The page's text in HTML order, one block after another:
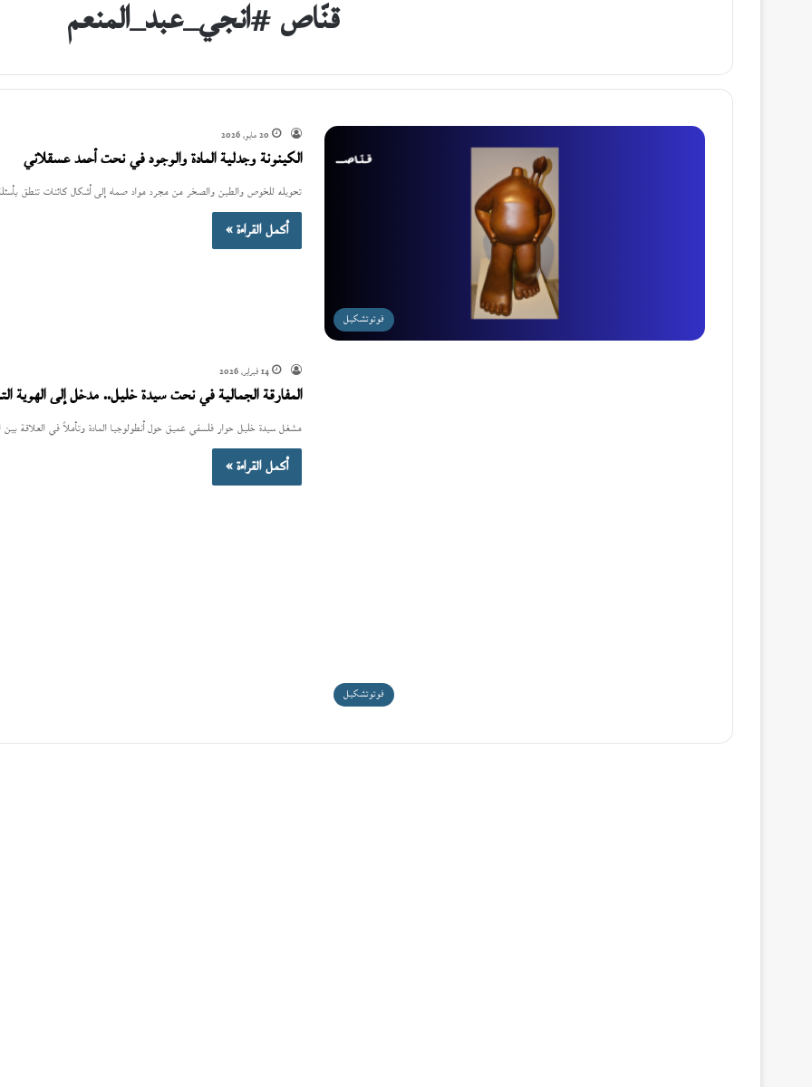
قنّاص #انجي_عبد_المنعم
فوتوتشكيل
20 مايو، 2026
الكينونة وجدلية المادة والوجود في نحت
تحويله للخوص والطين والصخر من مجرد مواد صماء إلى أشكال كائنات تنطق
أكمل القراءة »
فوتوتشكيل
14 فبراير، 2026
المفارقة الجمالية في نحت سيدة خليل.. مدخل إلى الهوية
مشغل سيدة خليل حوار فلسفي عميق حول أنطولوجيا المادة وتأملاً في العلاقة بين
أكمل القراءة »